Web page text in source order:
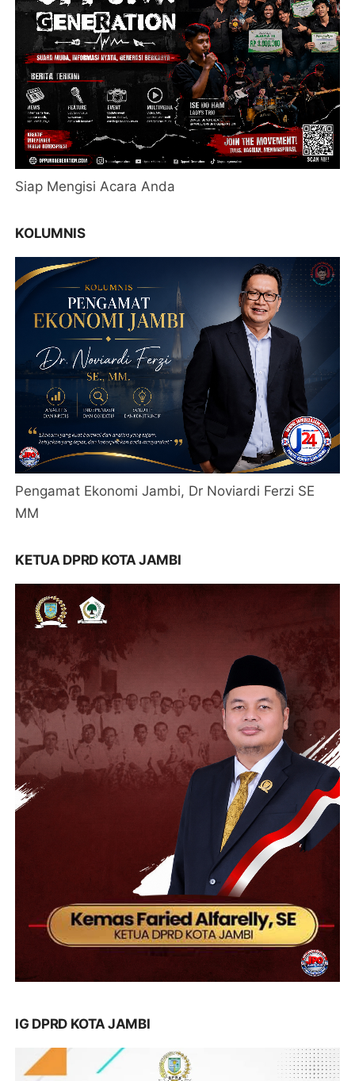
Siap Mengisi Acara Anda
KOLUMNIS
Pengamat Ekonomi Jambi, Dr Noviardi Ferzi SE
MM
KETUA DPRD KOTA JAMBI
IG DPRD KOTA JAMBI